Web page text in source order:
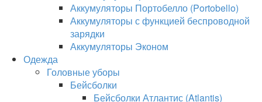
Аккумуляторы Портобелло (Portobello)
Аккумуляторы с функцией беспроводной
зарядки
Аккумуляторы Эконом
Одежда
Головные уборы
Бейсболки
Бейсболки Атлантис (Atlantis)